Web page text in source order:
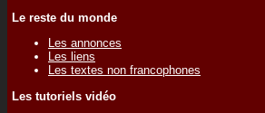
Le reste du monde
Les annonces
Les liens
Les textes non francophones
Les tutoriels vidéo